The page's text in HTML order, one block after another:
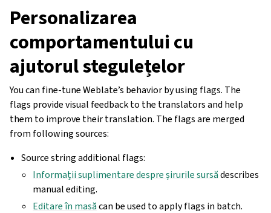
Personalizarea
comportamentului cu
ajutorul stegulețelor
You can fine-tune Weblate’s behavior by using flags. The
flags provide visual feedback to the translators and help
them to improve their translation. The flags are merged
from following sources:
Source string additional flags:
Informații suplimentare despre șirurile sursădescribes
manual editing.
Editare în masăcan be used to apply flags in batch.